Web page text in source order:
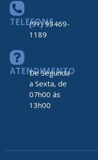
TELEFONE
(91) 93469-
1189
ATENDIMENTO
De Segunda
a Sexta, de
07h00 ás
13h00